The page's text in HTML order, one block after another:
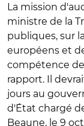
La mission
ministre de la
publiques, sur
européens et
compétence
rapport. Il
jours au
d'État chargé
Beaune, le 9